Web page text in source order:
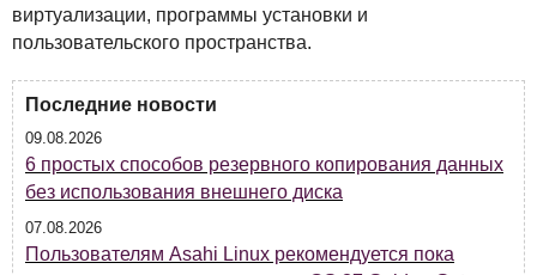
виртуализации, программы установки и
пользовательского пространства.
Последние новости
09.08.2026
6 простых способов резервного копирования данных
без использования внешнего диска
07.08.2026
Пользователям Asahi Linux рекомендуется пока